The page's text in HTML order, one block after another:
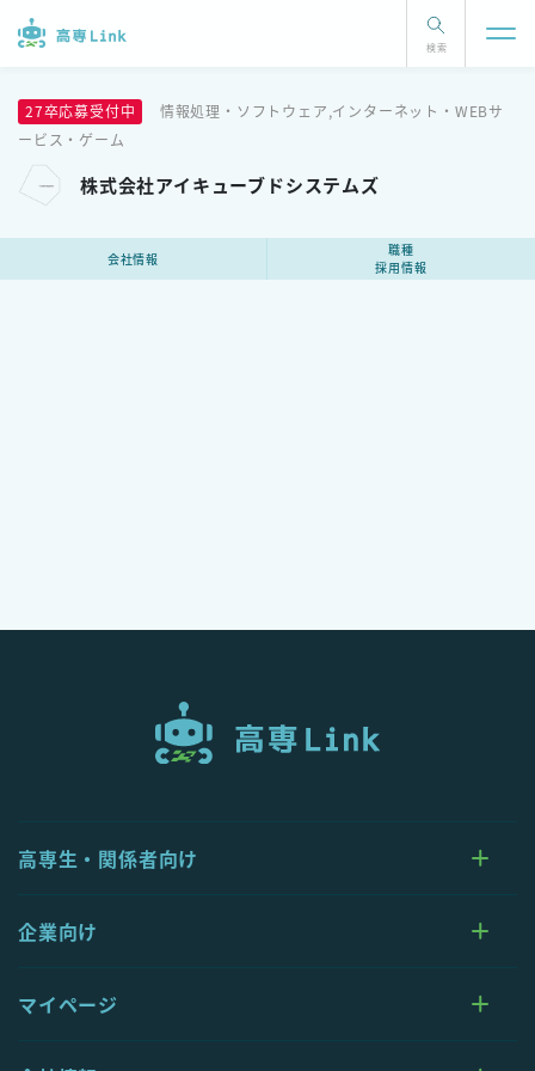
検索
株式会社アイキューブドシステムズ
27卒応募受付中
情報処理・ソフトウェア,インターネット・WEBサ
ービス・ゲーム
会社情報
職種
採用情報
高専生・関係者向け
企業向け
マイページ